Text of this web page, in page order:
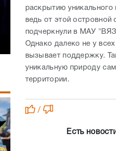
раскрытию уникального
ведь от этой островной
подчеркнули в МАУ
Однако далеко не у
вызывает поддержку.
уникальную природу
территории.
/
Есть